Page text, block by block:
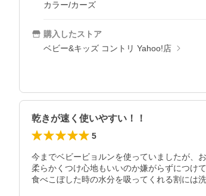
カラー/カーズ
購入したストア
ベビー&キッズ コントリ Yahoo!店
乾きが速く使いやすい！！
5
今までベビービョルンを使っていましたが、
柔らかくつけ心地もいいのか嫌がらずにつけて
食べこぼした時の水分を吸ってくれる割には